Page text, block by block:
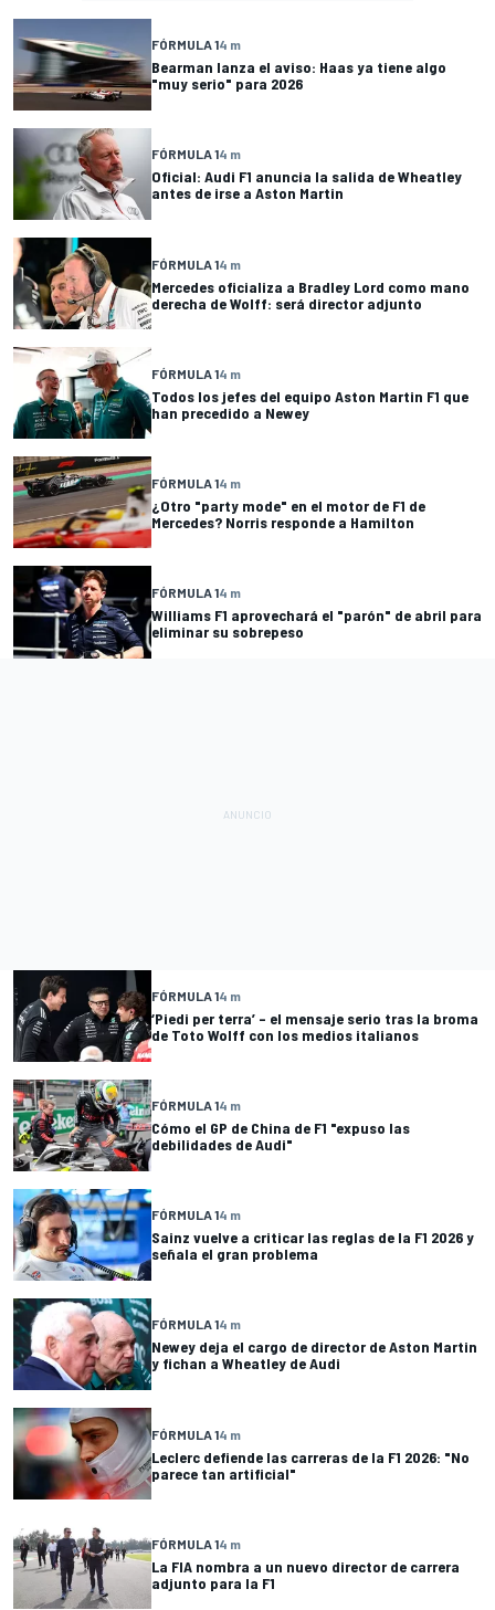
FÓRMULA 14 m
Bearman lanza el aviso: Haas ya tiene algo
"muy serio" para 2026
FÓRMULA 14 m
Oficial: Audi F1 anuncia la salida de Wheatley
antes de irse a Aston Martin
FÓRMULA 14 m
Mercedes oficializa a Bradley Lord como mano
derecha de Wolff: será director adjunto
FÓRMULA 14 m
Todos los jefes del equipo Aston Martin F1 que
han precedido a Newey
FÓRMULA 14 m
¿Otro "party mode" en el motor de F1 de
Mercedes? Norris responde a Hamilton
FÓRMULA 14 m
Williams F1 aprovechará el "parón" de abril para
eliminar su sobrepeso
FÓRMULA 14 m
‘Piedi per terra’ – el mensaje serio tras la broma
de Toto Wolff con los medios italianos
FÓRMULA 14 m
Cómo el GP de China de F1 "expuso las
debilidades de Audi"
FÓRMULA 14 m
Sainz vuelve a criticar las reglas de la F1 2026 y
señala el gran problema
FÓRMULA 14 m
Newey deja el cargo de director de Aston Martin
y fichan a Wheatley de Audi
FÓRMULA 14 m
Leclerc defiende las carreras de la F1 2026: "No
parece tan artificial"
FÓRMULA 14 m
La FIA nombra a un nuevo director de carrera
adjunto para la F1